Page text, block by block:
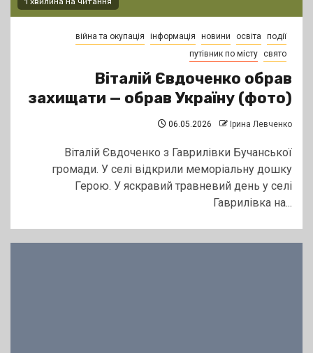
війна та окупація інформація новини освіта
події
путівник по місту
свято
Віталій Євдоченко обрав
захищати — обрав Україну (фото)
06.05.2026 Ірина Левченко
Віталій Євдоченко з Гаврилівки Бучанської
громади. У селі відкрили меморіальну дошку
Герою. У яскравий травневий день у селі
Гаврилівка на...